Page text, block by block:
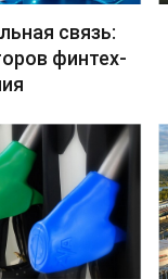
связь:
финтех-